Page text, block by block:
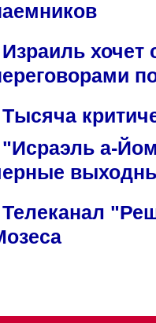
Израиль хочет
Тысяча
"Исраэль а-
Телеканал